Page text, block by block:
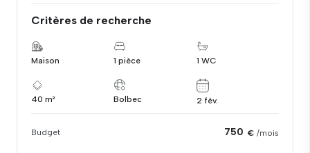
Critères de recherche
Maison 1 pièce 1 WC
40 m² Bolbec 2 fév.
Budget 750 € /mois